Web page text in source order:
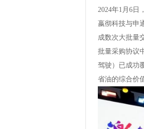
2024年1月6日
嬴彻科技与申
成数次大批量
批量采购协议
驾驶）已成功
省油的综合价